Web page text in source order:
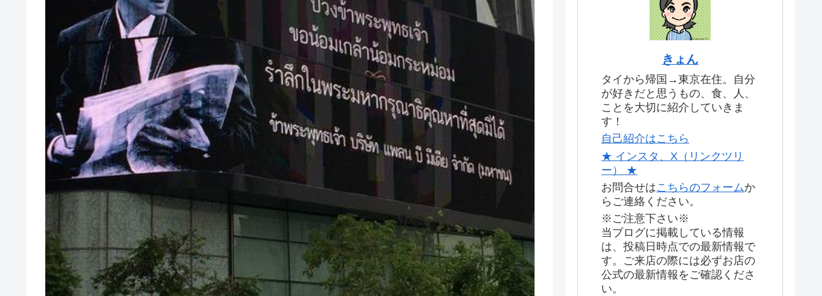
きょん
タイから帰国→東京在住。自分
が好きだと思うもの、食、人、
ことを大切に紹介していきま
す！
自己紹介はこちら
★ インスタ、X（リンクツリ
ー） ★
お問合せはこちらのフォームか
らご連絡ください。
※ご注意下さい※
当ブログに掲載している情報
は、投稿日時点での最新情報で
す。ご来店の際には必ずお店の
公式の最新情報をご確認くださ
い。